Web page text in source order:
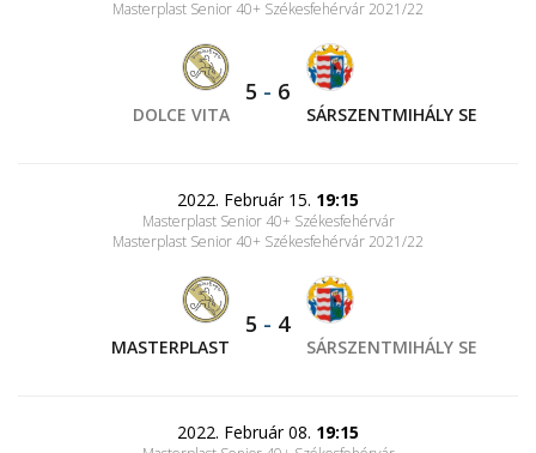
Masterplast Senior 40+ Székesfehérvár 2021/22
DOLCE VITA
5 - 6
SÁRSZENTMIHÁLY SE
2022. Február 15. 19:15
Masterplast Senior 40+ Székesfehérvár
Masterplast Senior 40+ Székesfehérvár 2021/22
MASTERPLAST
5 - 4
SÁRSZENTMIHÁLY SE
2022. Február 08. 19:15